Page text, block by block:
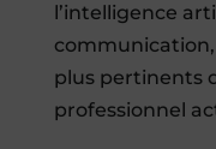
l’intelligence
plus pertinents
professionnel